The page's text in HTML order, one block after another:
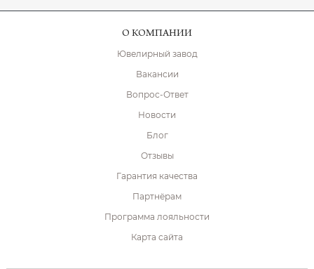
О КОМПАНИИ
Ювелирный завод
Вакансии
Вопрос-Ответ
Новости
Блог
Отзывы
Гарантия качества
Партнёрам
Программа лояльности
Карта сайта